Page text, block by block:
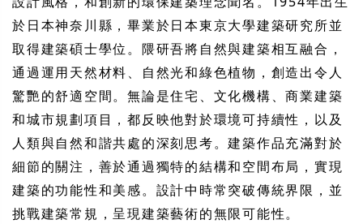
於日本神奈川縣，畢業於日本東京大學建築研究所並
取得建築碩士學位。隈研吾將自然與建築相互融合，
通過運用天然材料、自然光和綠色植物，創造出令人
驚艷的舒適空間。無論是住宅、文化機構、商業建築
和城市規劃項目，都反映他對於環境可持續性，以及
人類與自然和諧共處的深刻思考。建築作品充滿對於
細節的關注，善於通過獨特的結構和空間布局，實現
建築的功能性和美感。設計中時常突破傳統界限，並
挑戰建築常規，呈現建築藝術的無限可能性。